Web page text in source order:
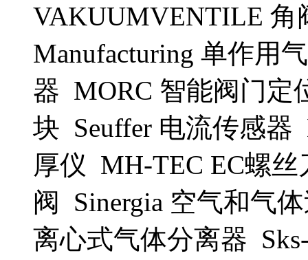
VAKUUMVENTILE 角
Manufacturing 单作用
器 MORC 智能阀门定
块 Seuffer 电流传感器
厚仪 MH-TEC EC螺丝
阀 Sinergia 空气和气
离心式气体分离器